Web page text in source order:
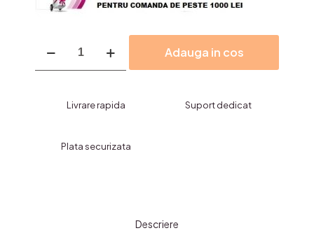
Top
Adauga in cos
Livrare rapida Suport dedicat
Plata securizata
Descriere